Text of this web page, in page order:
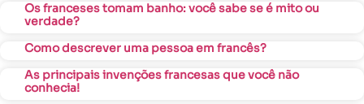
Os franceses tomam banho: você sabe se é mito ou
verdade?
Como descrever uma pessoa em francês?
As principais invenções francesas que você não
conhecia!